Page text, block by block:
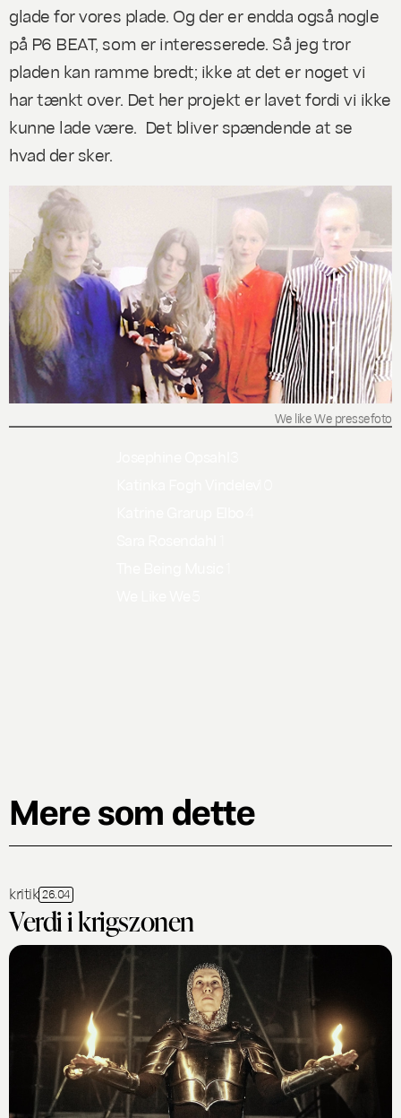
glade for vores plade. Og der er endda også nogle
på P6 BEAT, som er interesserede. Så jeg tror
pladen kan ramme bredt; ikke at det er noget vi
har tænkt over. Det her projekt er lavet fordi vi ikke
kunne lade være. Det bliver spændende at se
hvad der sker.
We like We pressefoto
Mere som dette
kritik 26.04
Verdi i krigszonen